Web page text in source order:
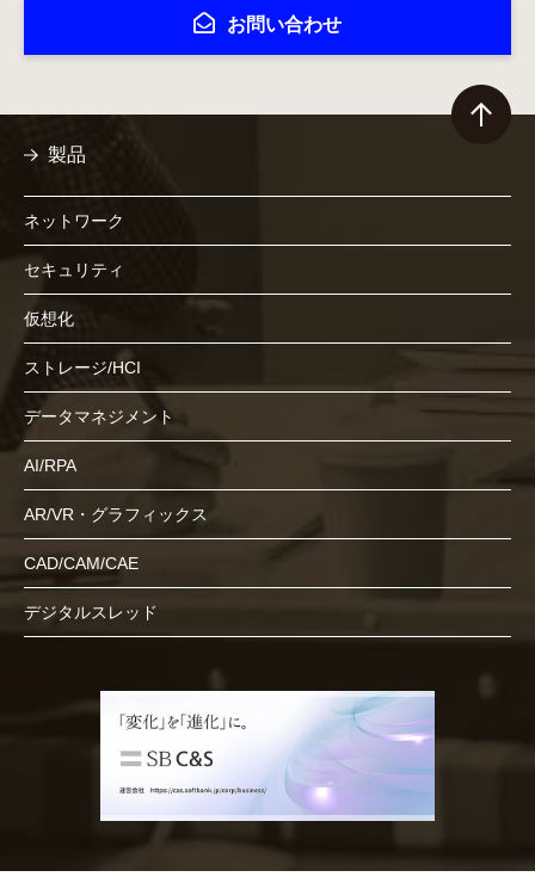
お問い合わせ
製品
ネットワーク
セキュリティ
仮想化
ストレージ/HCI
データマネジメント
AI/RPA
AR/VR・グラフィックス
CAD/CAM/CAE
デジタルスレッド